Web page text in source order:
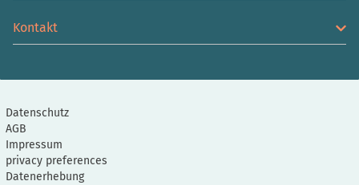
Kontakt
Datenschutz
AGB
Impressum
privacy preferences
Datenerhebung